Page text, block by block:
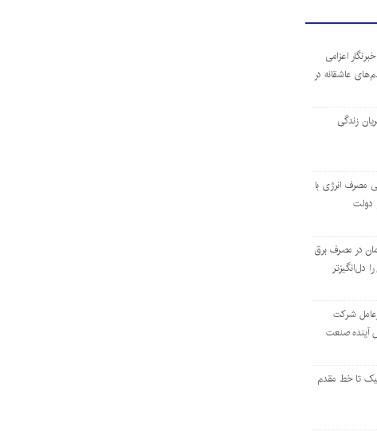
اعزامی
عاشقانه در
زندگی
مصرف انرژی با
دولت
در مصرف برق
دل‌انگیزتر
شرکت
آینده صنعت
تا خط مقدم